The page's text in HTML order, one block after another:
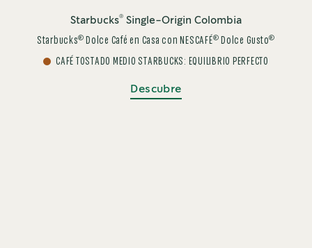
Starbucks® Single-Origin Colombia
Starbucks® Dolce Café en Casa con NESCAFÉ® Dolce Gusto®
CAFÉ TOSTADO MEDIO STARBUCKS: EQUILIBRIO PERFECTO
Descubre